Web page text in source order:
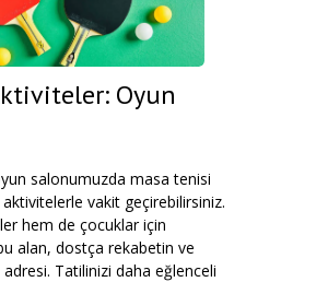
Oyun
salonumuzda masa tenisi
vakit geçirebilirsiniz.
hem de çocuklar için
alan, dostça rekabetin ve
adresi. Tatilinizi daha eğlenceli